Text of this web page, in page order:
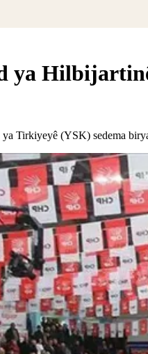
ya
Tirkiyeyê (YSK) sedema